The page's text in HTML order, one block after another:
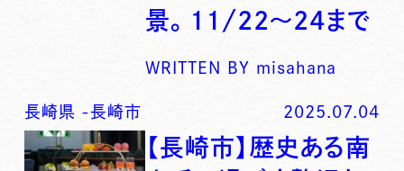
景。11/22～24まで
WRITTEN BY misahana
長崎県 -長崎市 2025.07.04
【長崎市】歴史ある南